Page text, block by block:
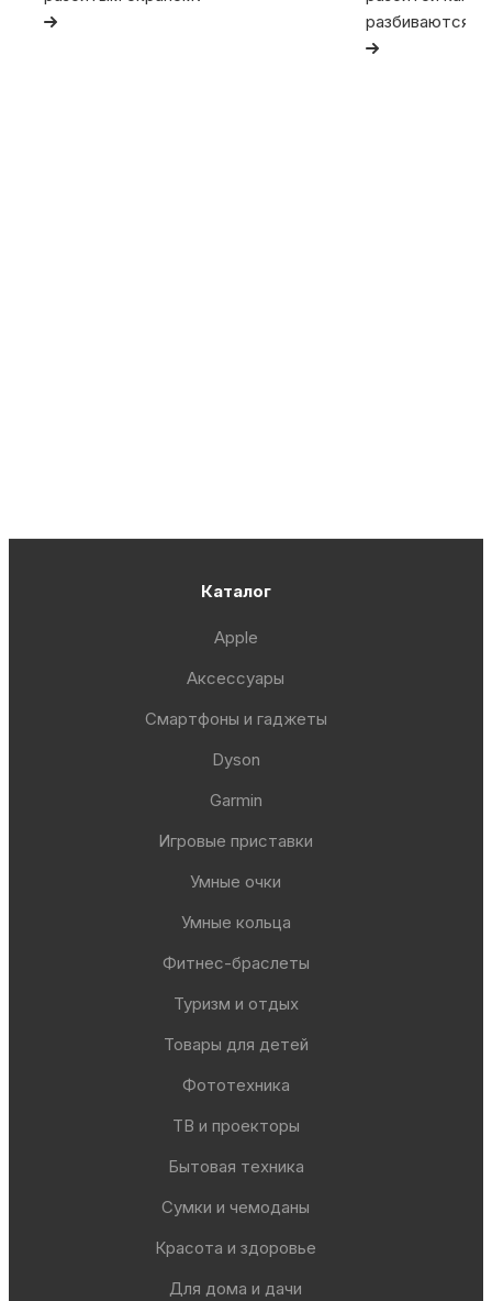
разбиваются
Каталог
Apple
Аксессуары
Смартфоны и гаджеты
Dyson
Garmin
Игровые приставки
Умные очки
Умные кольца
Фитнес-браслеты
Туризм и отдых
Товары для детей
Фототехника
ТВ и проекторы
Бытовая техника
Сумки и чемоданы
Красота и здоровье
Для дома и дачи